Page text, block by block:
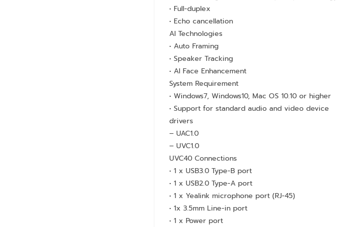
• Full-duplex
• Echo cancellation
AI Technologies
• Auto Framing
• Speaker Tracking
• AI Face Enhancement
System Requirement
• Windows7, Windows10, Mac OS 10.10 or higher
• Support for standard audio and video device
drivers
– UAC1.0
– UVC1.0
UVC40 Connections
• 1 x USB3.0 Type-B port
• 1 x USB2.0 Type-A port
• 1 x Yealink microphone port (RJ-45)
• 1x 3.5mm Line-in port
• 1 x Power port